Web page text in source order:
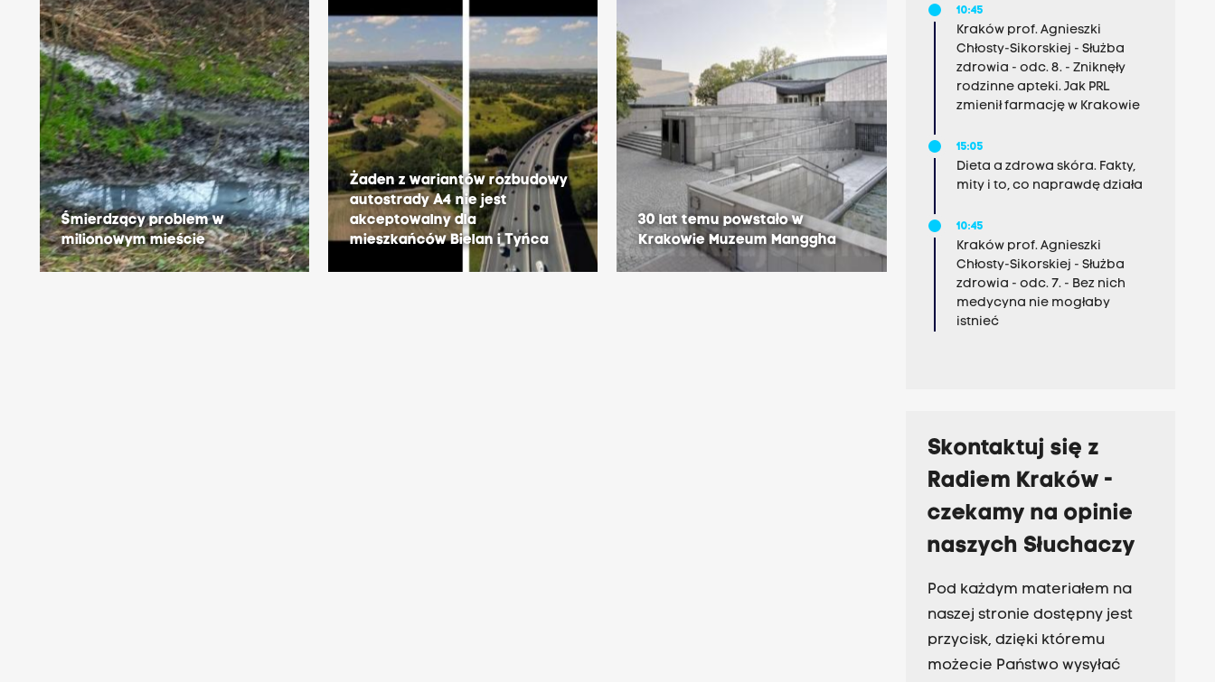
Śmierdzący problem w
milionowym mieście
Żaden z wariantów rozbudowy
autostrady A4 nie jest
akceptowalny dla
mieszkańców Bielan i Tyńca
30 lat temu powstało w
Krakowie Muzeum Manggha
10:45
Kraków prof. Agnieszki
Chłosty-Sikorskiej - Służba
zdrowia - odc. 8. - Zniknęły
rodzinne apteki. Jak PRL
zmienił farmację w Krakowie
15:05
Dieta a zdrowa skóra. Fakty,
mity i to, co naprawdę działa
10:45
Kraków prof. Agnieszki
Chłosty-Sikorskiej - Służba
zdrowia - odc. 7. - Bez nich
medycyna nie mogłaby
istnieć
Skontaktuj się z
Radiem Kraków -
czekamy na opinie
naszych Słuchaczy
Pod każdym materiałem na
naszej stronie dostępny jest
przycisk, dzięki któremu
możecie Państwo wysyłać